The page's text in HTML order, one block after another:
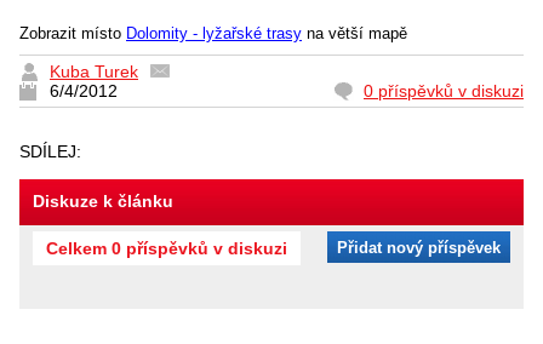
Zobrazit místo Dolomity - lyžařské trasy na větší mapě
Kuba Turek
6/4/2012
0 příspěvků v diskuzi
SDÍLEJ:
Diskuze k článku
Celkem 0 příspěvků v diskuzi Přidat nový příspěvek